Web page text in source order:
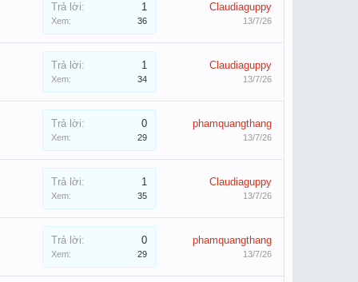
Trả lời: 1
Xem: 36
Claudiaguppy
13/7/26
Trả lời: 1
Xem: 34
Claudiaguppy
13/7/26
Trả lời: 0
Xem: 29
phamquangthang
13/7/26
Trả lời: 1
Xem: 35
Claudiaguppy
13/7/26
Trả lời: 0
Xem: 29
phamquangthang
13/7/26